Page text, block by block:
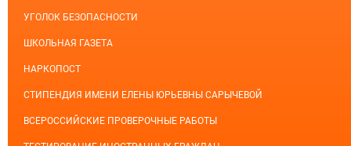
УГОЛОК БЕЗОПАСНОСТИ
ШКОЛЬНАЯ ГАЗЕТА
НАРКОПОСТ
СТИПЕНДИЯ ИМЕНИ ЕЛЕНЫ ЮРЬЕВНЫ САРЫЧЕВОЙ
ВСЕРОССИЙСКИЕ ПРОВЕРОЧНЫЕ РАБОТЫ